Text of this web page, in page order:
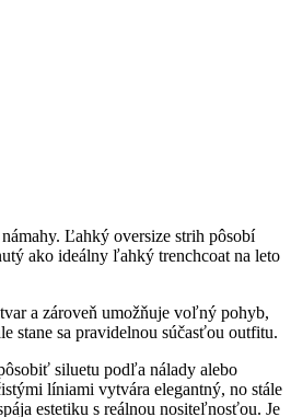
Ľahký oversize strih pôsobí
ako ideálny ľahký trenchcoat na leto
a zároveň umožňuje voľný pohyb,
stane sa pravidelnou súčasťou outfitu.
siluetu podľa nálady alebo
líniami vytvára elegantný, no stále
estetiku s reálnou nositeľnosťou. Je